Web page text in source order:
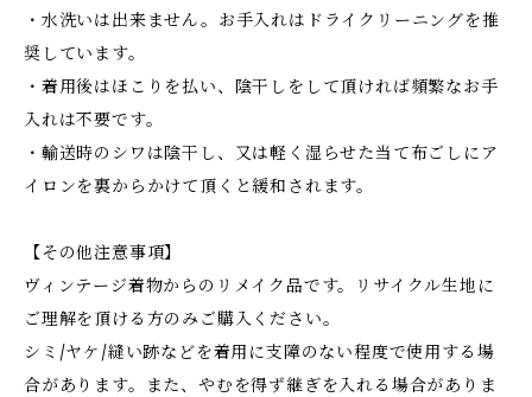
・水洗いは出来ません。お手入れはドライクリーニングを推
奨しています。
・着用後はほこりを払い、陰干しをして頂ければ頻繁なお手
入れは不要です。
・輸送時のシワは陰干し、又は軽く湿らせた当て布ごしにア
イロンを裏からかけて頂くと緩和されます。
【その他注意事項】
ヴィンテージ着物からのリメイク品です。リサイクル生地に
ご理解を頂ける方のみご購入ください。
シミ/ヤケ/縫い跡などを着用に支障のない程度で使用する場
合があります。また、やむを得ず継ぎを入れる場合がありま